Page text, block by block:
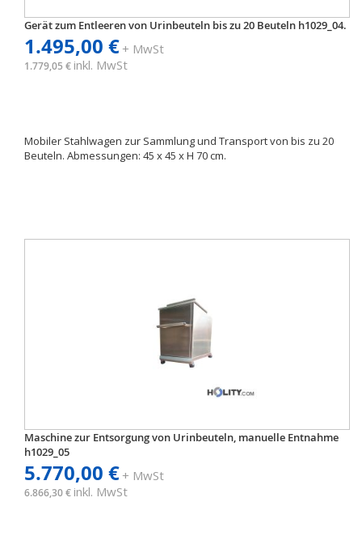
Gerät zum Entleeren von Urinbeuteln bis zu 20 Beuteln h1029_04.
1.495,00 €+ MwSt
1.779,05 € inkl. MwSt
Mobiler Stahlwagen zur Sammlung und Transport von bis zu 20
Beuteln. Abmessungen: 45 x 45 x H 70 cm.
Maschine zur Entsorgung von Urinbeuteln, manuelle Entnahme
h1029_05
5.770,00 €+ MwSt
6.866,30 € inkl. MwSt